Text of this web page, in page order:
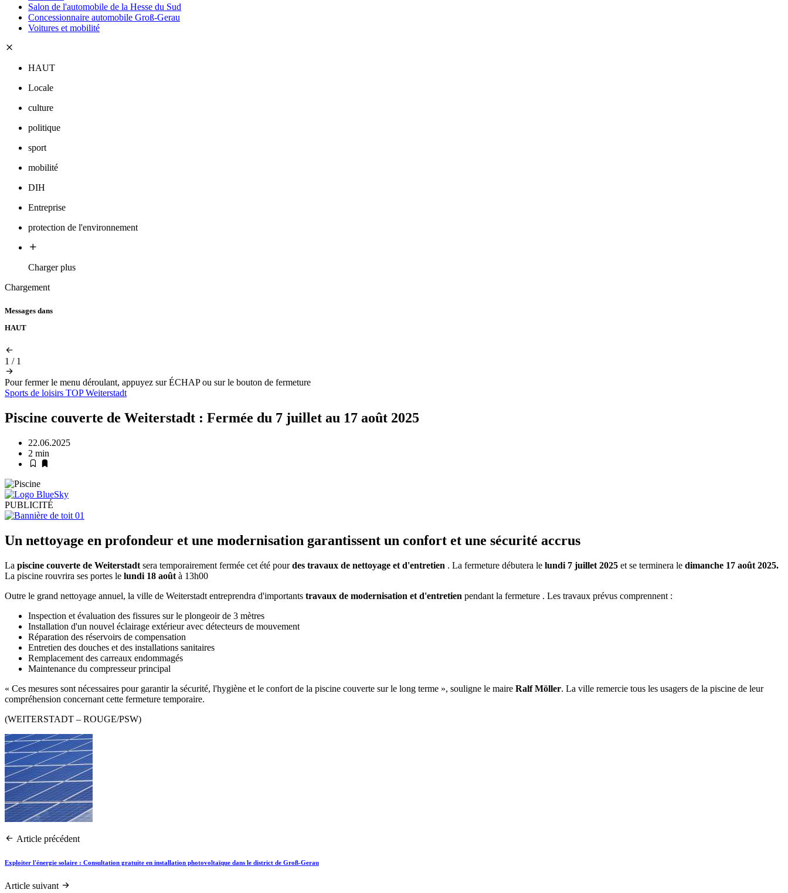
Salon de l'automobile de la Hesse du Sud
Concessionnaire automobile Groß-Gerau
Voitures et mobilité
HAUT
Locale
culture
politique
sport
mobilité
DIH
Entreprise
protection de l'environnement
Charger plus
Chargement
Messages dans
HAUT
1 / 1
Pour fermer le menu déroulant, appuyez sur ÉCHAP ou sur le bouton de fermeture
Sports de loisirs TOPWeiterstadt
Piscine couverte de Weiterstadt : Fermée du 7 juillet au 17 août 2025
22.06.2025
2 min
PUBLICITÉ
Un nettoyage en profondeur et une modernisation garantissent un confort et une sécurité accrus
La piscine couverte de Weiterstadt sera temporairement fermée cet été pourdes travaux de nettoyage et d'entretien . La fermeture débutera le lundi 7 juillet 2025 et se terminera le dimanche 17 août 2025.
La piscine rouvrira ses portes le lundi 18 août à 13h00
Outre le grand nettoyage annuel, la ville de Weiterstadt entreprendra d'importants travaux de modernisation et d'entretien pendant la fermeture . Les travaux prévus comprennent :
Inspection et évaluation des fissures sur le plongeoir de 3 mètres
Installation d'un nouvel éclairage extérieur avec détecteurs de mouvement
Réparation des réservoirs de compensation
Entretien des douches et des installations sanitaires
Remplacement des carreaux endommagés
Maintenance du compresseur principal
« Ces mesures sont nécessaires pour garantir la sécurité, l'hygiène et le confort de la piscine couverte sur le long terme », souligne le maire Ralf Möller. La ville remercie tous les usagers de la piscine de leur
compréhension concernant cette fermeture temporaire.
(WEITERSTADT – ROUGE/PSW)
Article précédent
Exploiter l'énergie solaire : Consultation gratuite en installation photovoltaïque dans le district de Groß-Gerau
Article suivant